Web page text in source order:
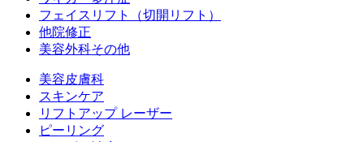
フェイスリフト（切開リフト）
他院修正
美容外科その他
美容皮膚科
スキンケア
リフトアップ レーザー
ピーリング